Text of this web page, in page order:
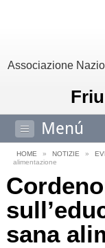
Associazione
Menú
HOME » NOTIZIE »
alimentazione
sana